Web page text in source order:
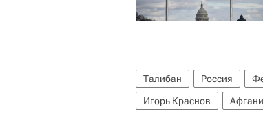
Талибан Россия
Игорь Краснов